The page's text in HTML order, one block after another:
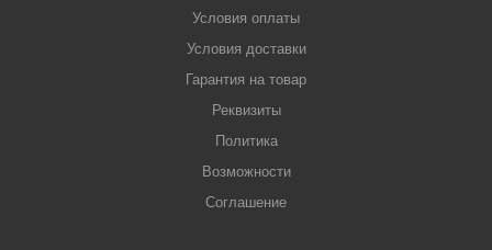
Условия оплаты
Условия доставки
Гарантия на товар
Реквизиты
Политика
Возможности
Соглашение